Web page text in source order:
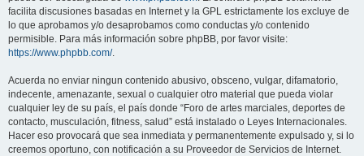
facilita discusiones basadas en Internet y la GPL estrictamente los excluye de
lo que aprobamos y/o desaprobamos como conductas y/o contenido
permisible. Para más información sobre phpBB, por favor visite:
https://www.phpbb.com/.
Acuerda no enviar ningun contenido abusivo, obsceno, vulgar, difamatorio,
indecente, amenazante, sexual o cualquier otro material que pueda violar
cualquier ley de su país, el país donde “Foro de artes marciales, deportes de
contacto, musculación, fitness, salud” está instalado o Leyes Internacionales.
Hacer eso provocará que sea inmediata y permanentemente expulsado y, si lo
creemos oportuno, con notificación a su Proveedor de Servicios de Internet.